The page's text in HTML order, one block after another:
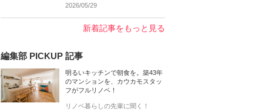
2026/05/29
新着記事をもっと見る
編集部 PICKUP 記事
明るいキッチンで朝食を。築43年
のマンションを、カウカモスタッ
フがフルリノベ！
リノベ暮らしの先輩に聞く！